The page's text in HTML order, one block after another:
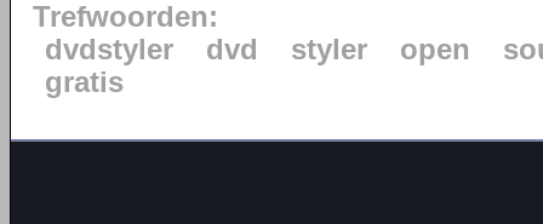
Trefwoorden:
dvdstyler
dvd styler open
gratis